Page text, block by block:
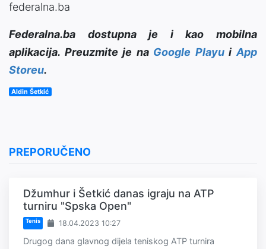
federalna.ba
Federalna.ba dostupna je i kao mobilna
aplikacija. Preuzmite je na Google PlayuiApp
Storeu.
Aldin Šetkić
PREPORUČENO
Džumhur i Šetkić danas igraju na ATP
turniru "Spska Open"
Tenis 18.04.2023 10:27
Drugog dana glavnog dijela teniskog ATP turnira